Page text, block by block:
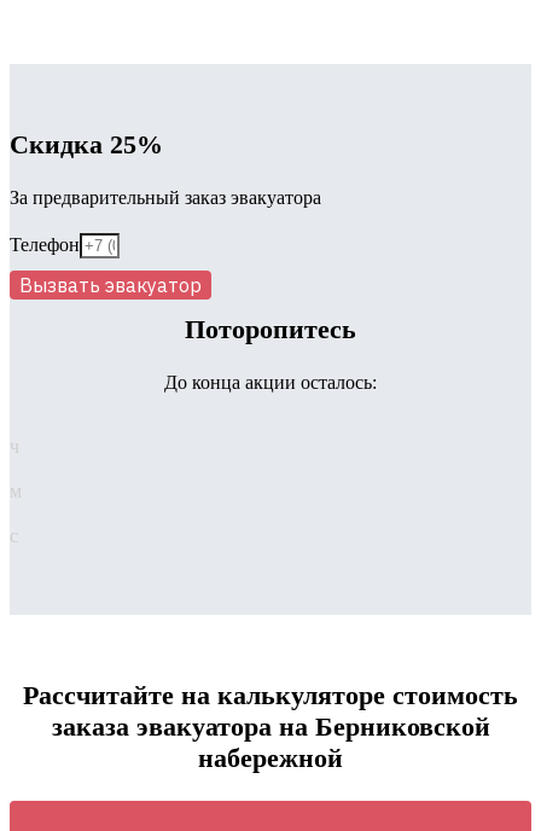
Скидка 25%
За предварительный заказ эвакуатора
Телефон
Вызвать эвакуатор
Поторопитесь
До конца акции осталось:
ч
м
с
Рассчитайте на калькуляторе стоимость
заказа эвакуатора на Берниковской
набережной